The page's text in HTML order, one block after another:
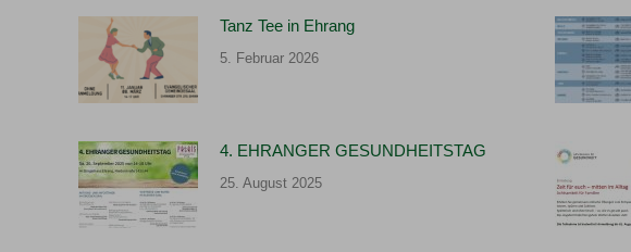
Tanz Tee in Ehrang
5. Februar 2026
4. EHRANGER GESUNDHEITSTAG
25. August 2025